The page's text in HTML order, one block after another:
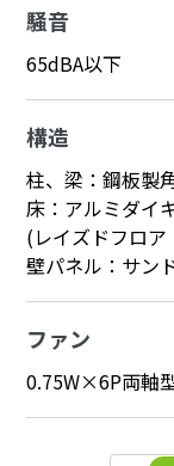
騒音
65dBA以下
構造
柱、梁：鋼板製
床：アルミダイ
(レイズドフロ
壁パネル：サン
ファン
0.75W×6P両軸